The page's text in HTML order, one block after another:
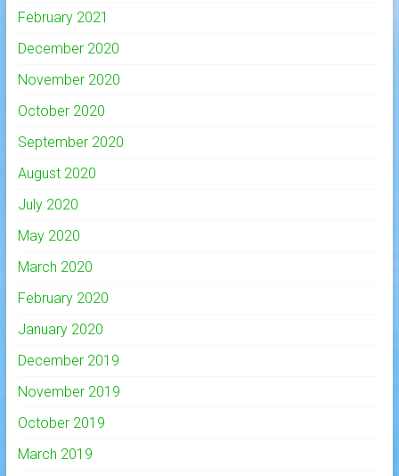
February 2021
December 2020
November 2020
October 2020
September 2020
August 2020
July 2020
May 2020
March 2020
February 2020
January 2020
December 2019
November 2019
October 2019
March 2019